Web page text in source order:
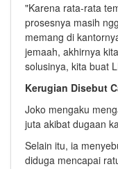
"Karena rata-rata
prosesnya masih
memang di
jemaah, akhirnya
solusinya, kita buat
Kerugian Disebut
Joko mengaku
juta akibat dugaan
Selain itu, ia
diduga mencapai